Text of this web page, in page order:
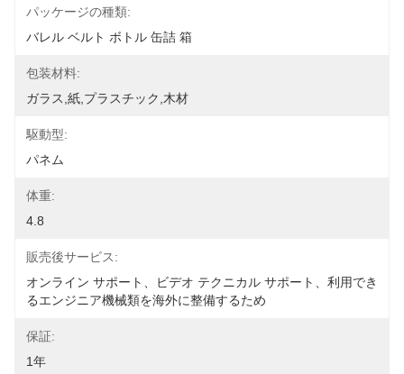
パッケージの種類:
バレル ベルト ボトル 缶詰 箱
包装材料:
ガラス,紙,プラスチック,木材
駆動型:
パネム
体重:
4.8
販売後サービス:
オンライン サポート、ビデオ テクニカル サポート、利用でき
るエンジニア機械類を海外に整備するため
保証:
1年